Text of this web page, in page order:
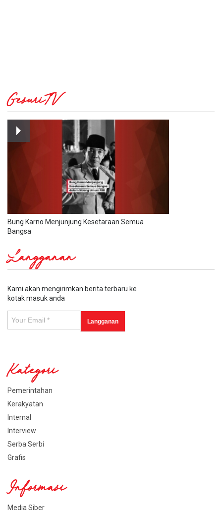
GesuriTV
Bung Karno Menjunjung Kesetaraan Semua
Bangsa
Langganan
Kami akan mengirimkan berita terbaru ke
kotak masuk anda
Kategori
Pemerintahan
Kerakyatan
Internal
Interview
Serba Serbi
Grafis
Informasi
Media Siber